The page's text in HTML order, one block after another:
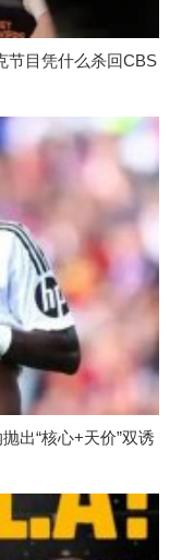
节目凭什么杀回CBS
出“核心+天价”双诱